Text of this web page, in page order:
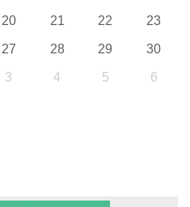
20 21 22 23
27 28 29 30
3 4 5 6